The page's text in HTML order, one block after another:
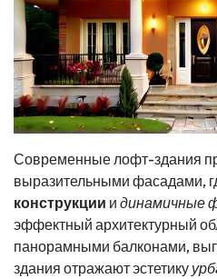
Современные лофт-здания
выразительными фасадами,
конструкции и динамичные
эффектный архитектурный
панорамными балконами,
здания отражают эстетику